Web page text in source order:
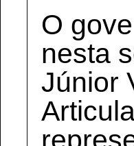
O
nesta
Júnior